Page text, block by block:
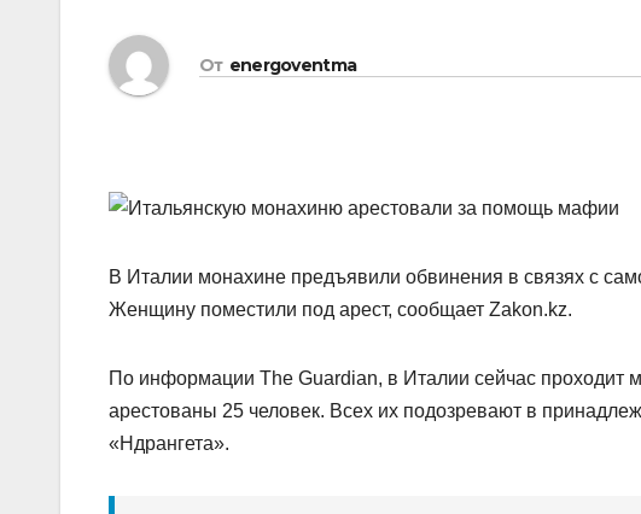
От energoventma
В Италии монахине предъявили обвинения в связях с
Женщину поместили под арест, сообщает Zakon.kz.
По информации The Guardian, в Италии сейчас проходит
арестованы 25 человек. Всех их подозревают в
«Ндрангета».